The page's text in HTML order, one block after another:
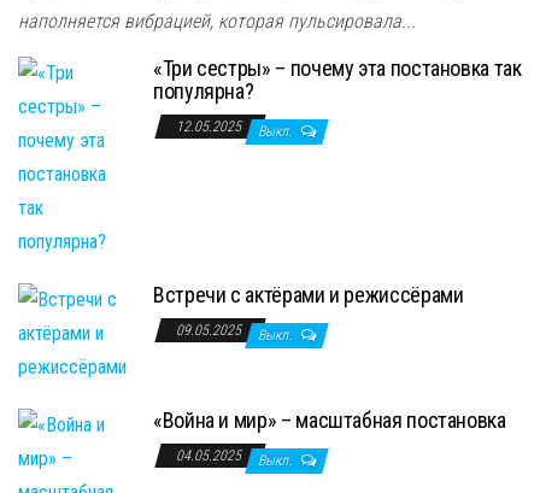
наполняется вибрацией, которая пульсировала...
«Три сестры» – почему эта постановка так
популярна?
12.05.2025 Выкл.
Встречи с актёрами и режиссёрами
09.05.2025 Выкл.
«Война и мир» – масштабная постановка
04.05.2025 Выкл.